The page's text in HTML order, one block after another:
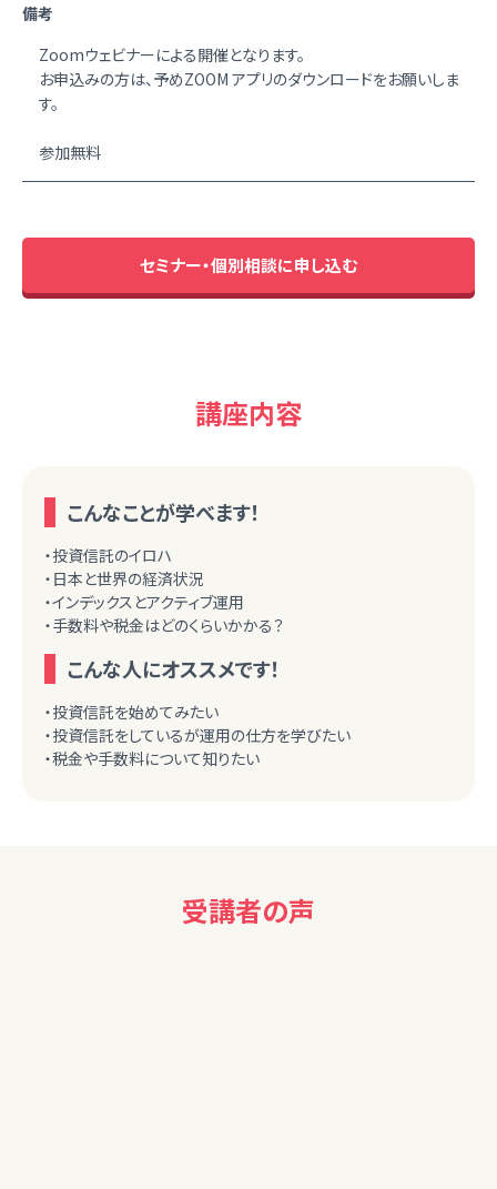
備考
Zoomウェビナーによる開催となります。
お申込みの方は、予めZOOM アプリのダウンロードをお願いしま
す。
参加無料
セミナー・個別相談に申し込む
講座内容
こんなことが学べます！
・投資信託のイロハ
・日本と世界の経済状況
・インデックスとアクティブ運用
・手数料や税金はどのくらいかかる？
こんな人にオススメです！
・投資信託を始めてみたい
・投資信託をしているが運用の仕方を学びたい
・税金や手数料について知りたい
受講者の声